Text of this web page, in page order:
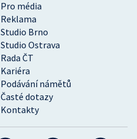
Pro média
Reklama
Studio Brno
Studio Ostrava
Rada ČT
Kariéra
Podávání námětů
Časté dotazy
Kontakty